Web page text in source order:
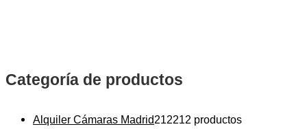
Categoría de productos
Alquiler Cámaras Madrid212212 productos